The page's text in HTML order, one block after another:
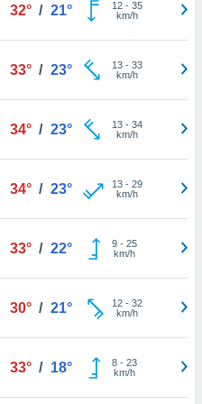
32° / 21° 12- 35
km/h
33° / 23° 13- 33
km/h
34° / 23° 13- 34
km/h
34° / 23° 13- 29
km/h
33° / 22° 9- 25
km/h
30° / 21° 12- 32
km/h
33° / 18° 8- 23
km/h